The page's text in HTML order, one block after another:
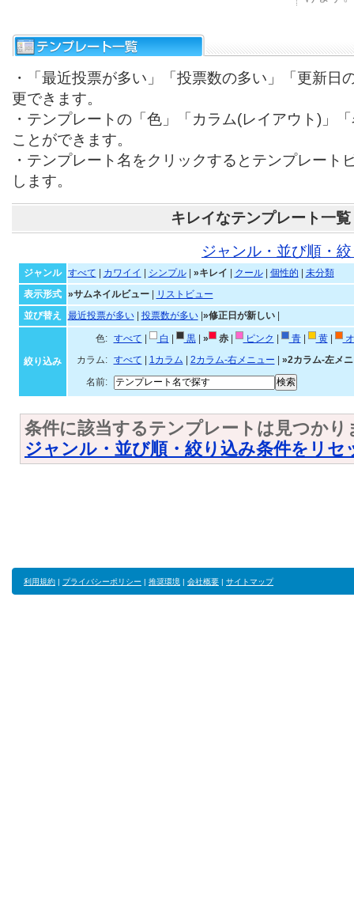
・「最近投票が多い」「投票数の多い」「更新日
更できます。
・テンプレートの「色」「カラム(レイアウト)」
ことができます。
・テンプレート名をクリックするとテンプレート
します。
キレイなテンプレート一覧
ジャンル・並び順・
ジャンル すべて カワイイ シンプル| »キレイ クール| 個性的
未分類
表示形式
»サムネイルビュー|
リストビュー
並び替え
最近投票が多い| 投票数が多い| »修正日が新しい|
絞り込み
色: すべて 白 黒| » 赤| ピンク 青| 黄|
カラム:
すべて 1カラム 2カラム-右メニュー
»2カラム-左メ
名前:
条件に該当するテンプレートは見つかり
ジャンル・並び順・絞り込み条件をリセ
利用規約 | プライバシーポリシー | 推奨環境 | 会社概要 | サイトマップ